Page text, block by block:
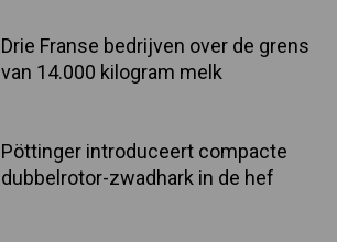
Drie Franse bedrijven over de grens
van 14.000 kilogram melk
Pöttinger introduceert compacte
dubbelrotor-zwadhark in de hef